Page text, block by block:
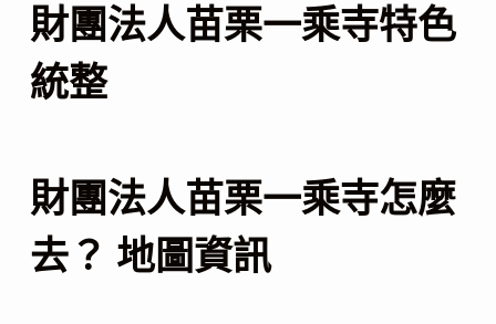
財團法人苗栗一乘寺特色
統整
財團法人苗栗一乘寺怎麼
去？ 地圖資訊